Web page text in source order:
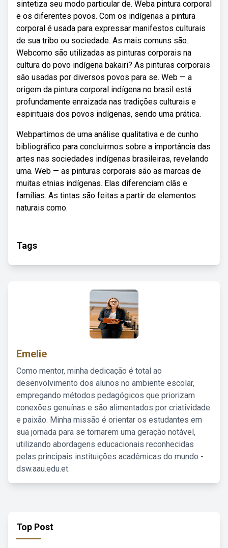
sintetiza seu modo particular de. Weba pintura corporal
e os diferentes povos. Com os indígenas a pintura
corporal é usada para expressar manifestos culturais
de sua tribo ou sociedade. As mais comuns são.
Webcomo são utilizadas as pinturas corporais na
cultura do povo indígena bakairi? As pinturas corporais
são usadas por diversos povos para se. Web — a
origem da pintura corporal indígena no brasil está
profundamente enraizada nas tradições culturais e
espirituais dos povos indígenas, sendo uma prática.
Webpartimos de uma análise qualitativa e de cunho
bibliográfico para concluirmos sobre a importância das
artes nas sociedades indígenas brasileiras, revelando
uma. Web — as pinturas corporais são as marcas de
muitas etnias indígenas. Elas diferenciam clãs e
famílias. As tintas são feitas a partir de elementos
naturais como.
Tags
Emelie
Como mentor, minha dedicação é total ao
desenvolvimento dos alunos no ambiente escolar,
empregando métodos pedagógicos que priorizam
conexões genuínas e são alimentados por criatividade
e paixão. Minha missão é orientar os estudantes em
sua jornada para se tornarem uma geração notável,
utilizando abordagens educacionais reconhecidas
pelas principais instituições acadêmicas do mundo -
dsw.aau.edu.et.
Top Post